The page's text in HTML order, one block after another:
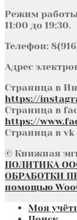
Режим
11:00 до 19:30.
Телефон:
Адрес
Страница в
https://
Страница в
https://
Страница в vk
© Книжная
ПОЛИТИКА
ОБРАБОТКИ
помощью
Моя